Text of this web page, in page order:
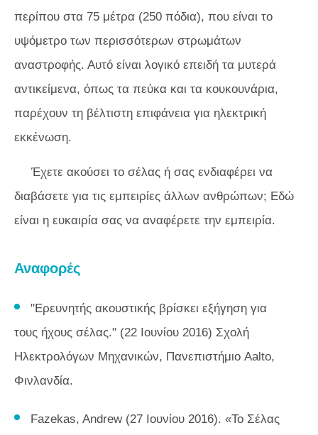
περίπου στα 75 μέτρα (250 πόδια), που είναι το
υψόμετρο των περισσότερων στρωμάτων
αναστροφής. Αυτό είναι λογικό επειδή τα μυτερά
αντικείμενα, όπως τα πεύκα και τα κουκουνάρια,
παρέχουν τη βέλτιστη επιφάνεια για ηλεκτρική
εκκένωση.
Έχετε ακούσει το σέλας ή σας ενδιαφέρει να
διαβάσετε για τις εμπειρίες άλλων ανθρώπων; Εδώ
είναι η ευκαιρία σας να αναφέρετε την εμπειρία.
Αναφορές
"Ερευνητής ακουστικής βρίσκει εξήγηση για
τους ήχους σέλας." (22 Ιουνίου 2016) Σχολή
Ηλεκτρολόγων Μηχανικών, Πανεπιστήμιο Aalto,
Φινλανδία.
Fazekas, Andrew (27 Ιουνίου 2016). «Το Σέλας